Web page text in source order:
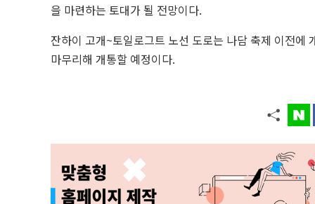
을 마련하는 토대가 될 전망이다.
잔하이 고개~토일로그트 노선 도로는 나담 축제 이전
마무리해 개통할 예정이다.